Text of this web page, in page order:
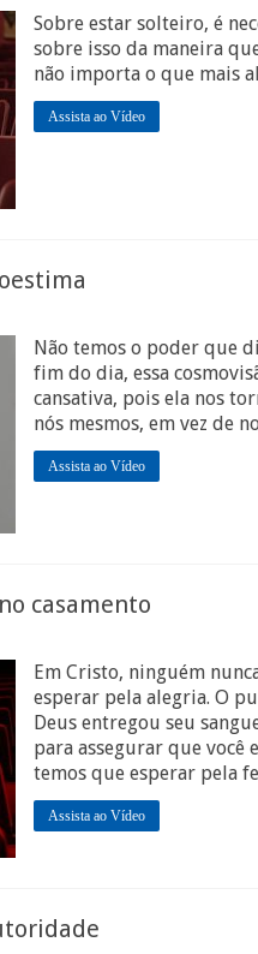
Sobre estar solteiro, é
sobre isso da maneira
não importa o que mais
Assista ao Vídeo
Não temos o poder que
fim do dia, essa
cansativa, pois ela nos
nós mesmos, em vez de
Assista ao Vídeo
casamento
Em Cristo, ninguém
esperar pela alegria. O
Deus entregou seu
para assegurar que você
temos que esperar pela
Assista ao Vídeo